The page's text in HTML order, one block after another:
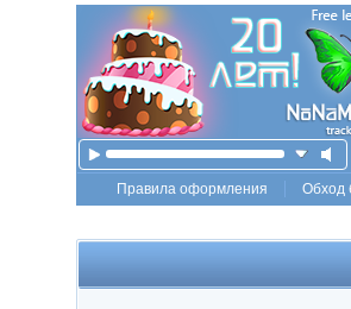
Правила оформления Обход